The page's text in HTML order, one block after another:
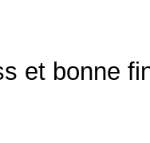
et bonne